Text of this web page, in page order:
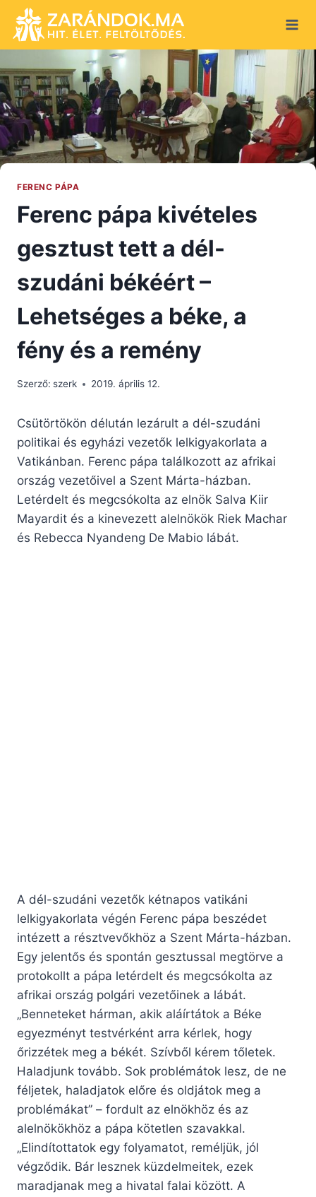
content
FERENC PÁPA
Ferenc pápa kivételes
gesztust tett a dél-
szudáni békéért –
Lehetséges a béke, a
fény és a remény
Szerző: szerk 2019. április 12.
Csütörtökön délután lezárult a dél-szudáni
politikai és egyházi vezetők lelkigyakorlata a
Vatikánban. Ferenc pápa találkozott az afrikai
ország vezetőivel a Szent Márta-házban.
Letérdelt és megcsókolta az elnök Salva Kiir
Mayardit és a kinevezett alelnökök Riek Machar
és Rebecca Nyandeng De Mabio lábát.
A dél-szudáni vezetők kétnapos vatikáni
lelkigyakorlata végén Ferenc pápa beszédet
intézett a résztvevőkhöz a Szent Márta-házban.
Egy jelentős és spontán gesztussal megtörve a
protokollt a pápa letérdelt és megcsókolta az
afrikai ország polgári vezetőinek a lábát.
„Benneteket hárman, akik aláírtátok a Béke
egyezményt testvérként arra kérlek, hogy
őrizzétek meg a békét. Szívből kérem tőletek.
Haladjunk tovább. Sok problémátok lesz, de ne
féljetek, haladjatok előre és oldjátok meg a
problémákat” – fordult az elnökhöz és az
alelnökökhöz a pápa kötetlen szavakkal.
„Elindítottatok egy folyamatot, reméljük, jól
végződik. Bár lesznek küzdelmeitek, ezek
maradjanak meg a hivatal falai között. A